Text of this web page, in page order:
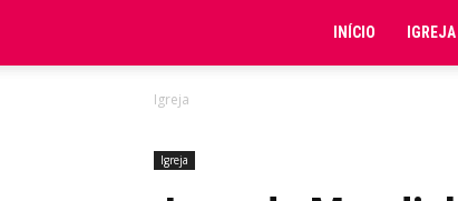
INÍCIO IGREJA
Igreja
Igreja